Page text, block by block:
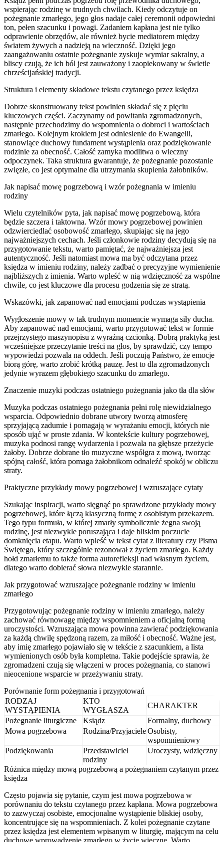
wspierając rodzinę w trudnych chwilach. Kiedy odczytuje on
pożegnanie zmarłego, jego głos nadaje całej ceremonii odpowiedni
ton, pełen szacunku i powagi. Zadaniem kapłana jest nie tylko
odprawienie obrzędów, ale również bycie mediatorem między
światem żywych a nadzieją na wieczność. Dzięki jego
zaangażowaniu ostatnie pożegnanie zyskuje wymiar sakralny, a
bliscy czują, że ich ból jest zauważony i zaopiekowany w świetle
chrześcijańskiej tradycji.
Struktura i elementy składowe tekstu czytanego przez księdza
Dobrze skonstruowany tekst powinien składać się z pięciu
kluczowych części. Zaczynamy od powitania zgromadzonych,
następnie przechodzimy do wspomnienia o dobroci i wartościach
zmarłego. Kolejnym krokiem jest odniesienie do Ewangelii,
stanowiące duchowy fundament wystąpienia oraz podziękowanie
rodzinie za obecność. Całość zamyka modlitwa o wieczny
odpoczynek. Taka struktura gwarantuje, że pożegnanie pozostanie
zwięzłe, co jest optymalne dla utrzymania skupienia żałobników.
Jak napisać mowę pogrzebową i wzór pożegnania w imieniu
rodziny
Wielu czytelników pyta, jak napisać mowę pogrzebową, która
będzie szczera i taktowna. Wzór mowy pogrzebowej powinien
odzwierciedlać osobowość zmarłego, skupiając się na jego
najważniejszych cechach. Jeśli członkowie rodziny decydują się na
przygotowanie tekstu, warto pamiętać, że najważniejsza jest
autentyczność. Jeśli natomiast mowa ma być odczytana przez
księdza w imieniu rodziny, należy zadbać o precyzyjne wymienienie
najbliższych z imienia. Warto wpleść w nią wdzięczność za wspólne
chwile, co jest kluczowe dla procesu godzenia się ze stratą.
Wskazówki, jak zapanować nad emocjami podczas wystąpienia
Wygłoszenie mowy w tak trudnym momencie wymaga siły ducha.
Aby zapanować nad emocjami, warto przygotować tekst w formie
przejrzystego maszynopisu z wyraźną czcionką. Dobrą praktyką jest
wcześniejsze przeczytanie treści na głos, by sprawdzić, czy tempo
wypowiedzi pozwala na oddech. Jeśli poczują Państwo, że emocje
biorą górę, warto zrobić krótką pauzę. Jest to dla zgromadzonych
jedynie wyrazem głębokiego szacunku do zmarłego.
Znaczenie muzyki podczas ostatniego pożegnania jako tła dla słów
Muzyka podczas ostatniego pożegnania pełni rolę niewidzialnego
wsparcia. Odpowiednio dobrane utwory tworzą atmosferę
sprzyjającą zadumie i pomagają w wyrażaniu emocji, których nie
sposób ująć w proste zdania. W kontekście kultury pogrzebowej,
muzyka podnosi rangę wydarzenia i pozwala na głębsze przeżycie
żałoby. Dobrze dobrane tło muzyczne współgra z mową, tworząc
spójną całość, która pomaga żałobnikom odnaleźć spokój w obliczu
straty.
Praktyczne przykłady mowy pogrzebowej i wzruszające cytaty
Szukając inspiracji, warto sięgnąć po sprawdzone przykłady mowy
pogrzebowej, które łączą klasyczną formę z osobistym przekazem.
Tego typu formuła, w której zmarły symbolicznie żegna swoją
rodzinę, jest niezwykle poruszająca i daje bliskim poczucie
domknięcia etapu. Warto wpleść w tekst cytat z literatury czy Pisma
Świętego, który szczególnie rezonował z życiem zmarłego. Każdy
hołd zmarłemu to także forma autorefleksji nad własnym życiem,
dlatego warto dobierać słowa niezwykle starannie.
Jak przygotować wzruszające pożegnanie rodziny w imieniu
zmarłego
Przygotowując pożegnanie rodziny w imieniu zmarłego, należy
zachować równowagę między wspomnieniem a oficjalną formą
uroczystości. Wzruszająca mowa powinna zawierać podziękowania
za każdą chwilę spędzoną razem, za miłość i obecność. Ważne jest,
aby imię zmarłego pojawiało się w tekście z szacunkiem, a lista
wymienionych osób była kompletna. Takie podejście sprawia, że
zgromadzeni czują się włączeni w proces pożegnania, co stanowi
nieocenione wsparcie w przeżywaniu straty.
Porównanie form pożegnania i przygotowań
RODZAJ
WYSTĄPIENIA
KTO
WYGŁASZA
CHARAKTER
Pożegnanie liturgiczne
Ksiądz
Formalny, duchowy
Mowa pogrzebowa
Rodzina/PrzyjacieleOsobisty,
wspomnieniowy
Podziękowania
Przedstawiciel
rodziny
Uroczysty, wdzięczny
Różnica między mową pogrzebową a pożegnaniem czytanym przez
księdza
Często pojawia się pytanie, czym jest mowa pogrzebowa w
porównaniu do tekstu czytanego przez kapłana. Mowa pogrzebowa
to zazwyczaj osobiste, emocjonalne wystąpienie bliskiej osoby,
koncentrujące się na wspomnieniach. Z kolei pożegnanie czytane
przez księdza jest elementem wpisanym w liturgię, mającym na celu
duchowe wprowadzenie zmarłego w życie wieczne. Warto